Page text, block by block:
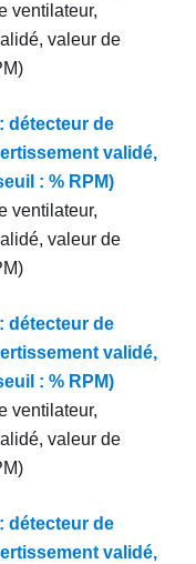
ventilateur,
valeur de
détecteur de
validé,
: % RPM)
ventilateur,
valeur de
détecteur de
validé,
: % RPM)
ventilateur,
valeur de
détecteur de
validé,